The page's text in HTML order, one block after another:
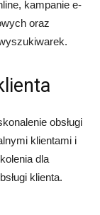
kampanie e-
oraz
obsługi
klientami i
dla
klienta.